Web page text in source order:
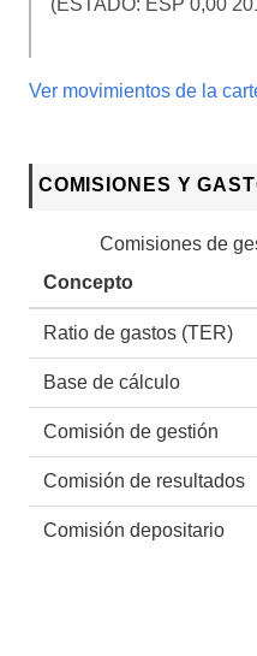
Ver movimientos de la
COMISIONES Y
Comisiones de
Concepto
Ratio de gastos (TER)
Base de cálculo
Comisión de gestión
Comisión de resultados
Comisión depositario